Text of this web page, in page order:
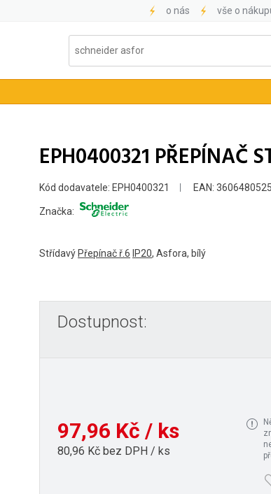
o nás vše o
EPH0400321 PŘEPÍNAČ
Kód dodavatele: EPH0400321 EAN:
Značka:
Střídavý Přepínač ř.6 IP20, Asfora, bílý
Dostupnost:
97,96 Kč / ks
80,96 Kč bez DPH / ks